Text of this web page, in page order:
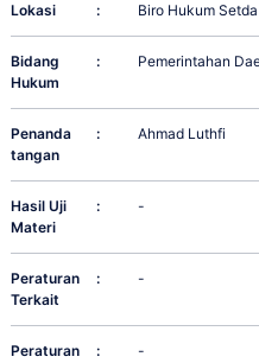
Lokasi : Biro Hukum
Bidang
Hukum
: Pemerintahan
Penanda
tangan
: Ahmad Luthfi
Hasil Uji
Materi
: -
Peraturan
Terkait
: -
Peraturan
: -